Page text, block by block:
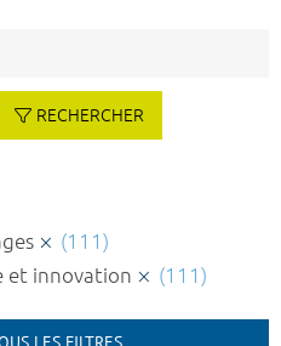
RECHERCHER
(111)
et innovation
(111)